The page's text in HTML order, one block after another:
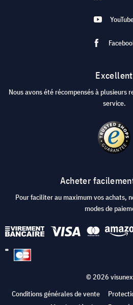
Excellent
Nous avons été récompensés à plusieurs
service.
Acheter
Pour faciliter au maximum vos achats,
modes de
© 2026
Conditions générales de vente